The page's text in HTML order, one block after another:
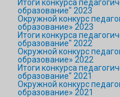
Итоги конкурса
образование" 2023
Окружной конкурс
образование» 2023
Итоги конкурса
образование" 2022
Окружной конкурс
образование» 2022
Итоги конкурса
образование" 2021
Окружной конкурс
образование» 2021